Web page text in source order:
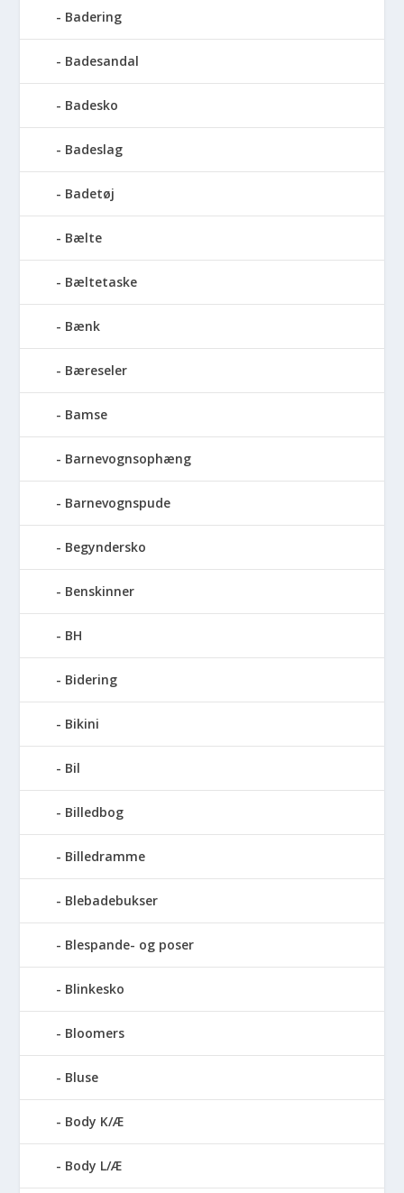
Badering
Badesandal
Badesko
Badeslag
Badetøj
Bælte
Bæltetaske
Bænk
Bæreseler
Bamse
Barnevognsophæng
Barnevognspude
Begyndersko
Benskinner
BH
Bidering
Bikini
Bil
Billedbog
Billedramme
Blebadebukser
Blespande- og poser
Blinkesko
Bloomers
Bluse
Body K/Æ
Body L/Æ